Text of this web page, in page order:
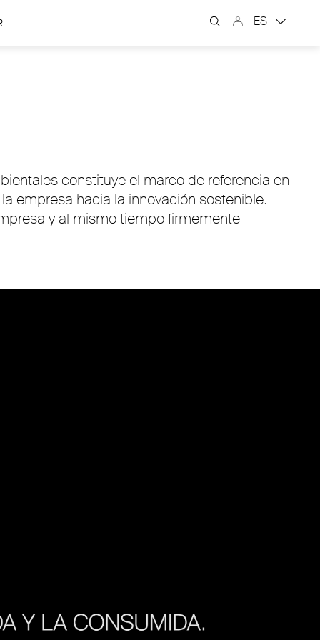
ES
constituye el marco de referencia en
empresa hacia la innovación sostenible.
y al mismo tiempo firmemente